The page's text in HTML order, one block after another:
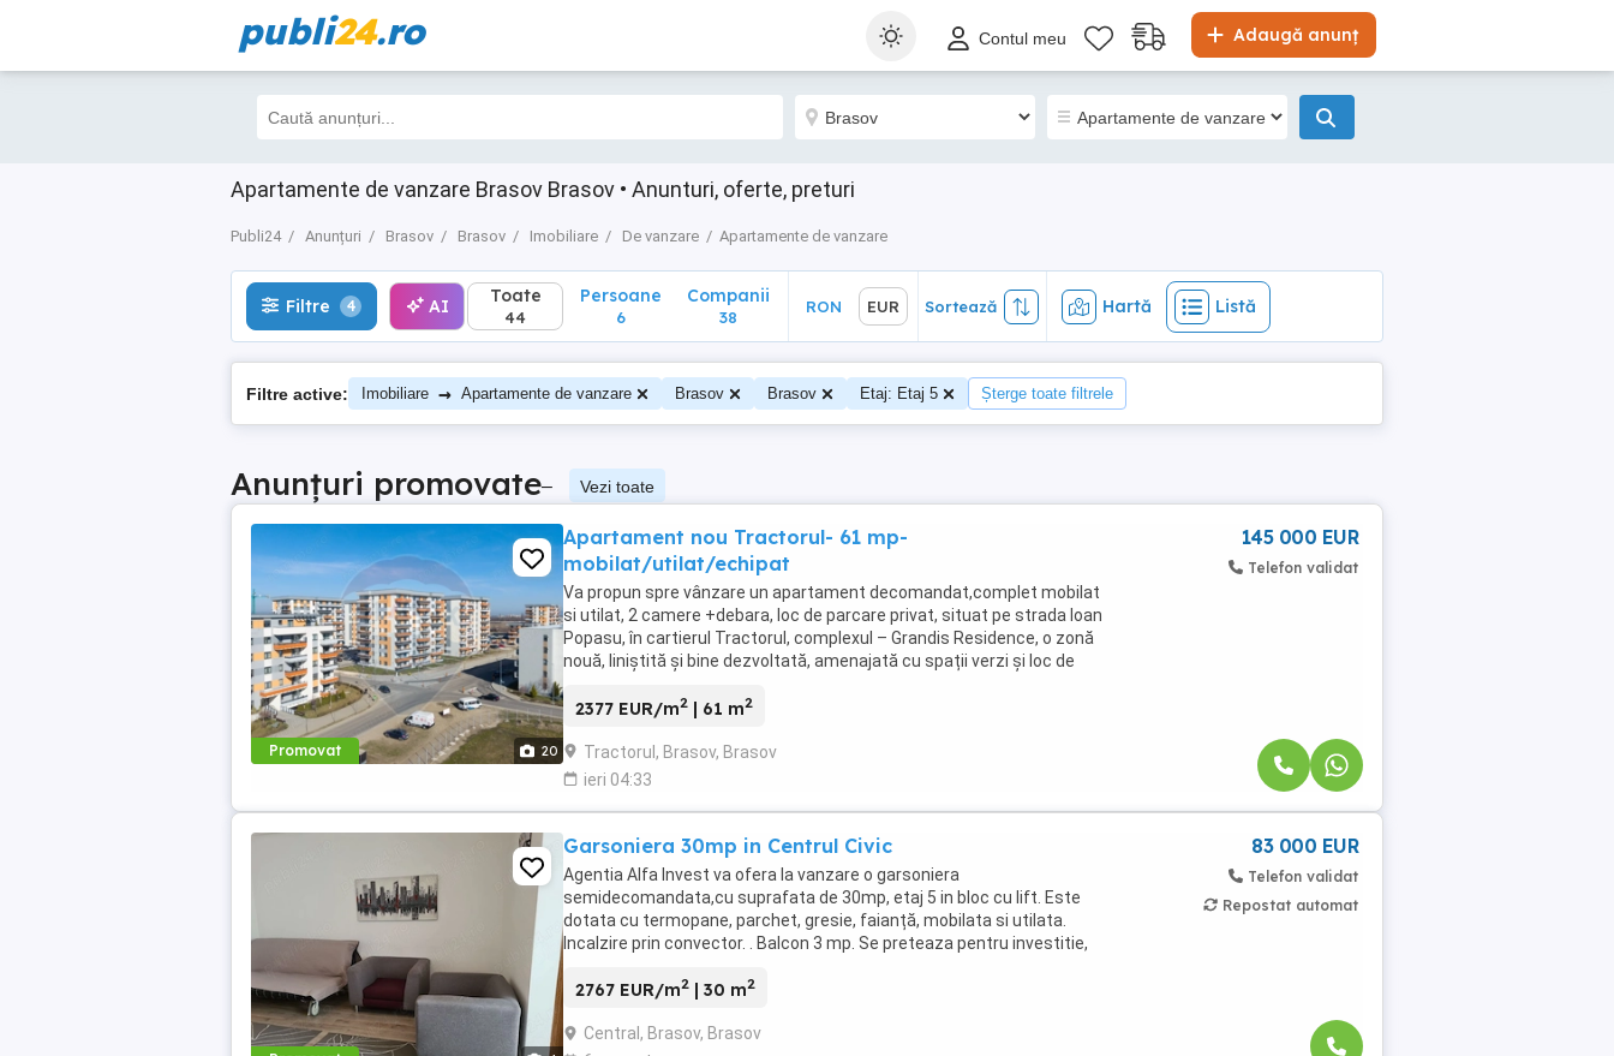
publi24.ro Adaugă anunț
Contul meu
Apartamente de vanzare Brasov Brasov • Anunturi, oferte, preturi
Publi24 Anunțuri Brasov Brasov Imobiliare De vanzare Apartamente de vanzare
Filtre 4 AI EUR Sortează Hartă Listă
Filtre 4 AI Toate
44
Persoane
6
Companii
38
RON EUR Sortează Hartă Listă
Filtre active: Imobiliare → Apartamente de vanzare Brasov Brasov Etaj: Etaj 5 Șterge toate filtrele
Anunțuri promovate– Vezi toate
Promovat 20
Apartament nou Tractorul- 61 mp-
mobilat/utilat/echipat
Va propun spre vânzare un apartament decomandat,complet mobilat
si utilat, 2 camere +debara, loc de parcare privat, situat pe strada Ioan
Popasu, în cartierul Tractorul, complexul – Grandis Residence, o zonă
nouă, liniștită și bine dezvoltată, amenajată cu spații verzi și loc de
2377 EUR/m2 | 61 m2
Tractorul, Brasov, Brasov
ieri 04:33
145 000 EUR
Telefon validat
Garsoniera 30mp in Centrul Civic
Agentia Alfa Invest va ofera la vanzare o garsoniera
semidecomandata,cu suprafata de 30mp, etaj 5 in bloc cu lift. Este
dotata cu termopane, parchet, gresie, faianță, mobilata si utilata.
Incalzire prin convector. . Balcon 3 mp. Se preteaza pentru investitie,
2767 EUR/m2 | 30 m2
Central, Brasov, Brasov
83 000 EUR
Telefon validat
Repostat automat